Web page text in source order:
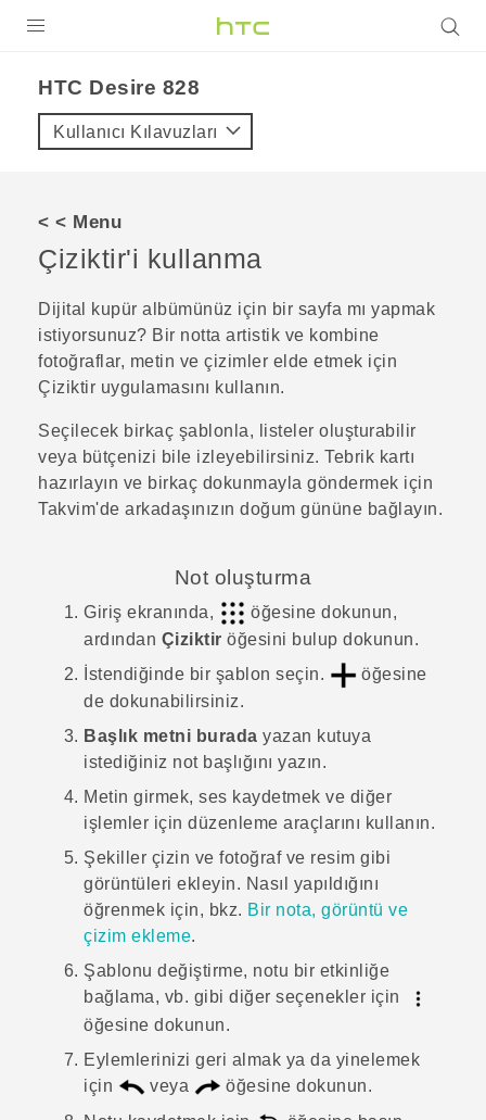
VIVE
VIVERSE
DESTEK
HTC Desire 828‎
Kullanıcı Kılavuzları
< < Menu
Çiziktir'i kullanma
Dijital kupür albümünüz için bir sayfa mı yapmak
istiyorsunuz? Bir notta artistik ve kombine
fotoğraflar, metin ve çizimler elde etmek için
Çiziktir uygulamasını kullanın.
Seçilecek birkaç şablonla, listeler oluşturabilir
veya bütçenizi bile izleyebilirsiniz. Tebrik kartı
hazırlayın ve birkaç dokunmayla göndermek için
Takvim'de arkadaşınızın doğum gününe bağlayın.
Not oluşturma
Giriş ekranında,
öğesine dokunun,
ardından Çiziktir öğesini bulup dokunun.
İstendiğinde bir şablon seçin.
öğesine
de dokunabilirsiniz.
Başlık metni burada yazan kutuya
istediğiniz not başlığını yazın.
Metin girmek, ses kaydetmek ve diğer
işlemler için düzenleme araçlarını kullanın.
Şekiller çizin ve fotoğraf ve resim gibi
görüntüleri ekleyin. Nasıl yapıldığını
öğrenmek için, bkz. Bir nota, görüntü ve
çizim ekleme.
Şablonu değiştirme, notu bir etkinliğe
bağlama, vb. gibi diğer seçenekler için
öğesine dokunun.
Eylemlerinizi geri almak ya da yinelemek
için
veya
öğesine dokunun.